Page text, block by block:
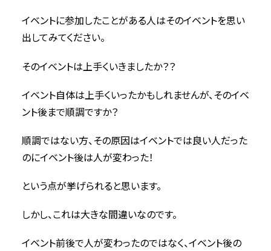
イベントに参加したことがある人はそのイベントを思い
出してみてください。
そのイベントは上手くいきましたか？？
イベント自体は上手くいったかもしれませんが、そのイベ
ント後まで順調ですか？
順調ではない方、その原因はイベントでは良い人だった
のにイベント後は人が変わった！
という点が挙げられると思います。
しかし、これは大きな間違いなのです。
イベント前後で人が変わったのではなく、イベント後の